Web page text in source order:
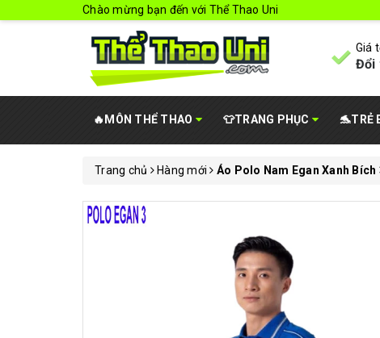
Chào mừng bạn đến với Thể Thao Uni
Giá
Đổi
🔥MÔN THỂ THAO 👕TRANG PHỤC 🐬TRẺ
Trang chủ Hàng mới Áo Polo Nam Egan Xanh Bích